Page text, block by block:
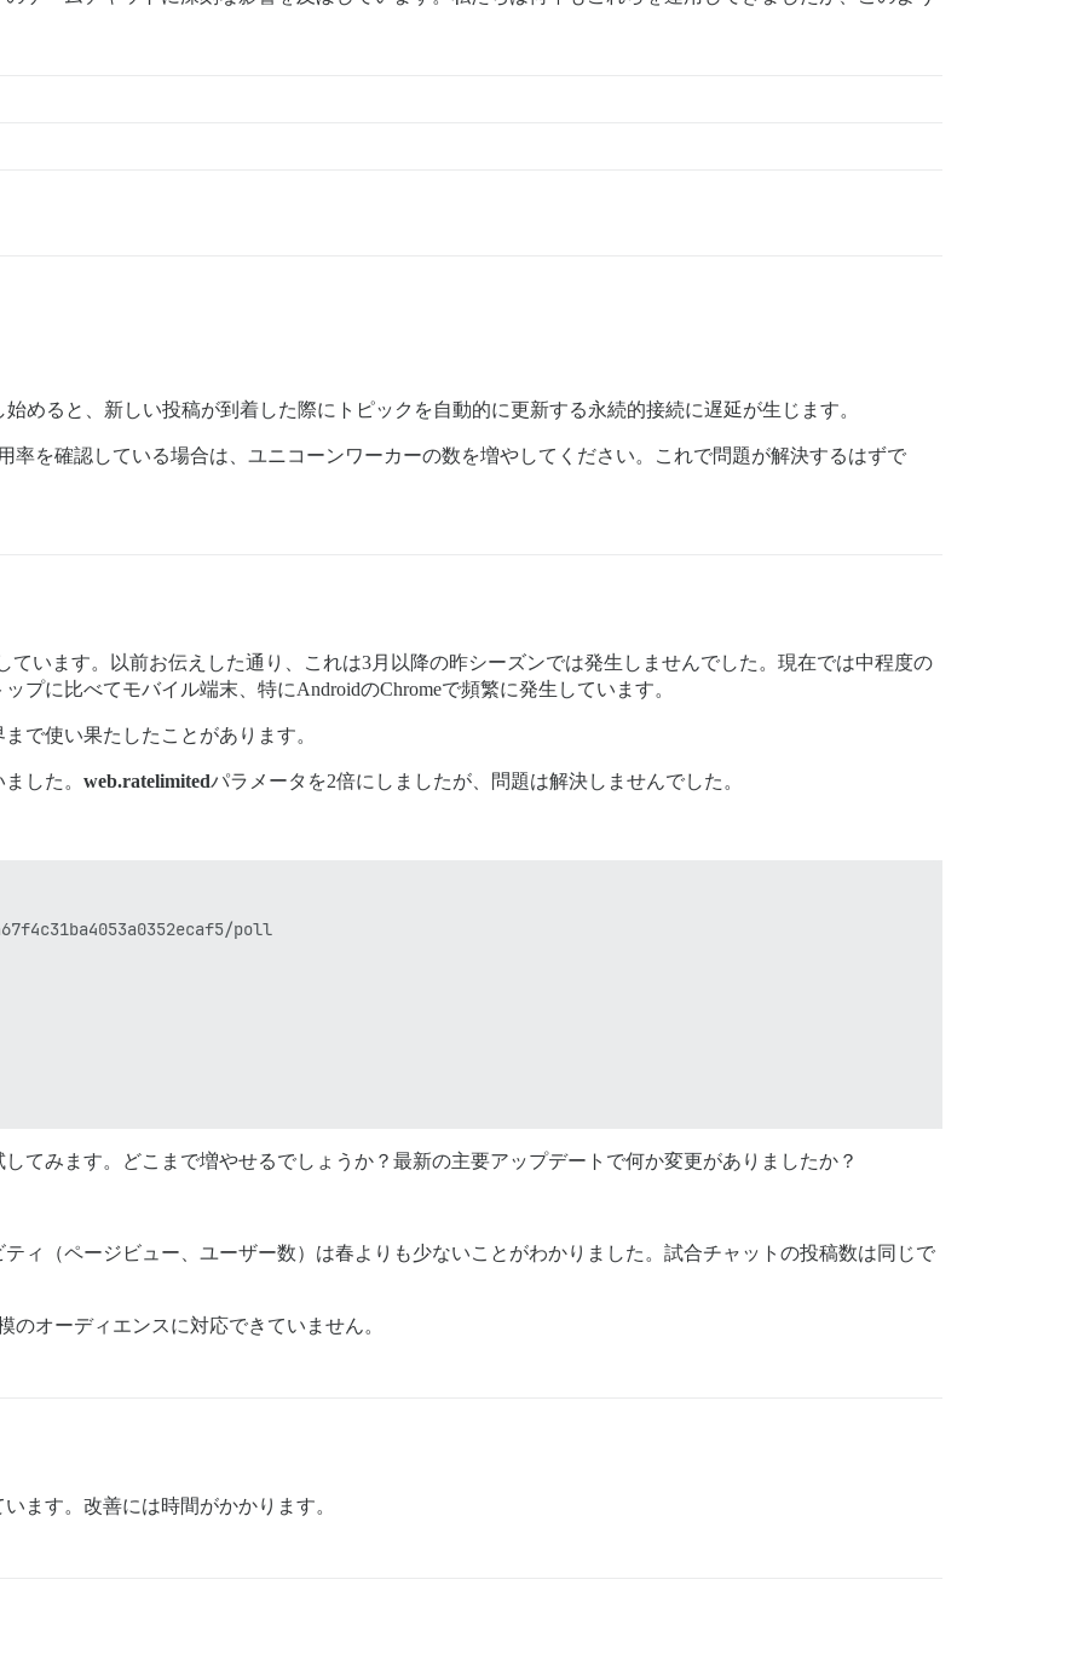
めると、新しい投稿が到着した際にトピックを自動的に更新する永続的接続に遅延が生じます。
率を確認している場合は、ユニコーンワーカーの数を増やしてください。これで問題が解決するはずで
ています。以前お伝えした通り、これは3月以降の昨シーズンでは発生しませんでした。現在では中程度の
プに比べてモバイル端末、特にAndroidのChromeで頻繁に発生しています。
で使い果たしたことがあります。
した。 web.ratelimitedパラメータを2倍にしましたが、問題は解決しませんでした。
poll
てみます。どこまで増やせるでしょうか？最新の主要アップデートで何か変更がありましたか？
ィ（ページビュー、ユーザー数）は春よりも少ないことがわかりました。試合チャットの投稿数は同じで
オーディエンスに対応できていません。
ます。改善には時間がかかります。